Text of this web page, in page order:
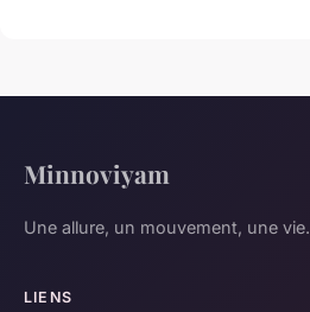
Minnoviyam
Une allure, un mouvement, une vie.
LIENS